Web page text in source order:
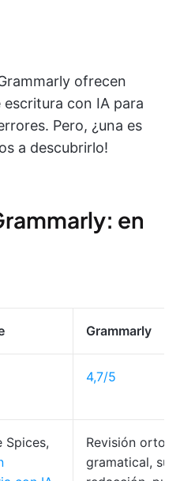
ofrecen
escritura con IA para
Pero, ¿una es
a descubrirlo!
en
Grammarly
4,7/5
Spices,
Revisión
gramatical,